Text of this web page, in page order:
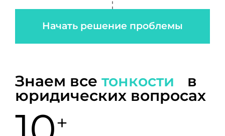
Начать решение проблемы
Знаем все тонкости в
юридических вопросах
+